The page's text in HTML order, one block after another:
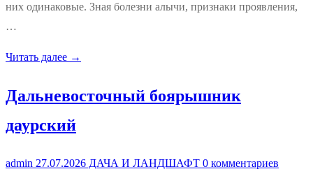
них одинаковые. Зная болезни алычи, признаки проявления,
…
Читать далее →
Дальневосточный боярышник
даурский
admin 27.07.2026 ДАЧА И ЛАНДШАФТ 0 комментариев